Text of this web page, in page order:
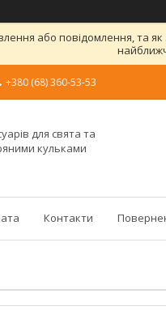
або повідомлення, та
+380 (68) 360-53-53
для свята та
кульками
Контакти